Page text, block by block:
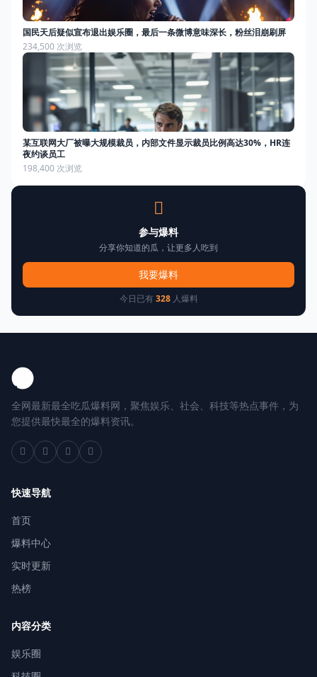
国民天后疑似宣布退出娱乐圈，最后一条微博意味深长，粉丝泪崩刷屏
234,500 次浏览
某互联网大厂被曝大规模裁员，内部文件显示裁员比例高达30%，HR连
夜约谈员工
198,400 次浏览
参与爆料
分享你知道的瓜，让更多人吃到
我要爆料
今日已有328人爆料
全网最新最全吃瓜爆料网，聚焦娱乐、社会、科技等热点事件，为
您提供最快最全的爆料资讯。
快速导航
首页
爆料中心
实时更新
热榜
内容分类
娱乐圈